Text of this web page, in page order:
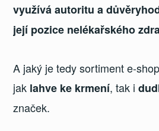
využívá autoritu a
její pozice nelékařského
A jaký je tedy sortiment e-
jak lahve ke krmení, tak i
značek.